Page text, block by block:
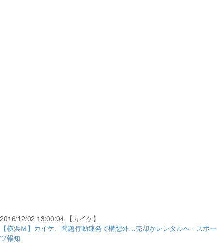
2016/12/02 13:00:04 【カイケ】
【横浜Ｍ】カイケ、問題行動連発で構想外…売却かレンタルへ - スポー
ツ報知